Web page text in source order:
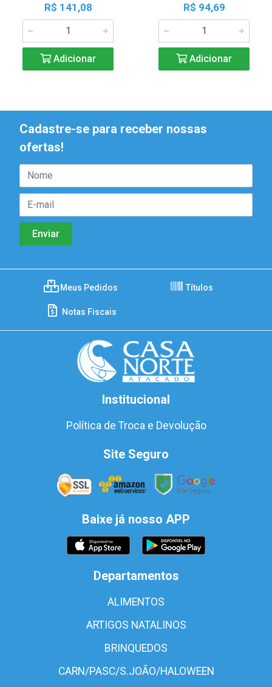
R$ 141,08
Adicionar
R$ 94,69
Adicionar
Cadastre-se para receber nossas
ofertas!
Meus Pedidos Títulos
Notas Fiscais
Institucional
Política de Troca e Devolução
Site Seguro
Baixe já nosso APP
Departamentos
ALIMENTOS
ARTIGOS NATALINOS
BRINQUEDOS
CARN/PASC/S.JOÃO/HALOWEEN